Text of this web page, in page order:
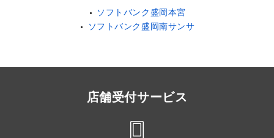
ソフトバンク盛岡本宮
ソフトバンク盛岡南サンサ
店舗受付サービス